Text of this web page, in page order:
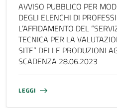
AVVISO PUBBLICO PER
DEGLI ELENCHI DI
L’AFFIDAMENTO DEL
TECNICA PER LA
SITE” DELLE PRODUZIONI
SCADENZA 28.06.2023
LEGGI